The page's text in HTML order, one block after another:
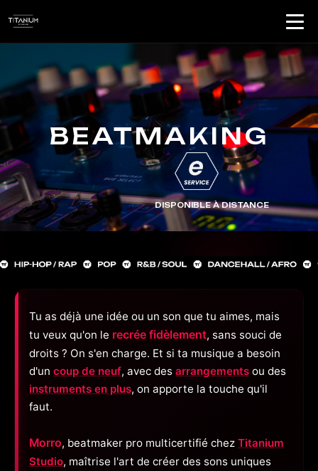
BEATMAKING
DISPONIBLE À DISTANCE
Tu as déjà une idée ou un son que tu aimes, mais
tu veux qu'on le recrée fidèlement, sans souci de
droits ? On s'en charge. Et si ta musique a besoin
d'un coup de neuf, avec des arrangements ou des
instruments en plus, on apporte la touche qu'il
faut.
Morro, beatmaker pro multicertifié chez Titanium
Studio, maîtrise l'art de créer des sons uniques